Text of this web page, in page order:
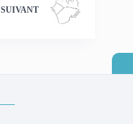
SUIVANT